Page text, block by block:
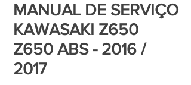
MANUAL DE SERVIÇO
KAWASAKI Z650
Z650 ABS - 2016 /
2017